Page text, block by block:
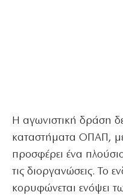
Η αγωνιστική δράση
καταστήματα ΟΠΑΠ,
προσφέρει ένα
τις διοργανώσεις. Το
κορυφώνεται ενόψει